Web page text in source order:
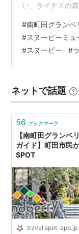
い、ライナスの
とも思えるので
な、と思ったり
#南町田グランベ
#スヌーピーミ
#スヌーピー #
ネットで話題
56 ブックマーク
【南町田グランベ
ガイド】町田市民
SPOT
travel.spot-app.jp